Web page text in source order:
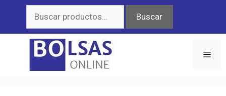
contenido
por:
Buscar